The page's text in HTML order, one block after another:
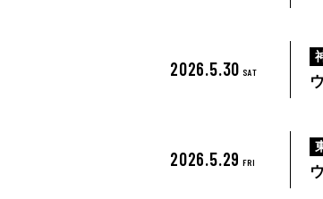
2026.5.30 SAT
2026.5.29 FRI